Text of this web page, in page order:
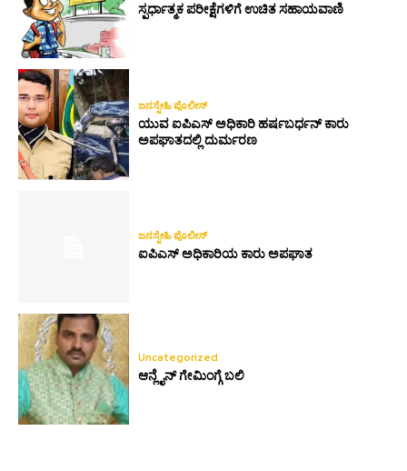
ಸ್ಪರ್ಧಾತ್ಮಕ ಪರೀಕ್ಷೆಗಳಿಗೆ ಉಚಿತ ಸಹಾಯವಾಣಿ
ಜನಸ್ನೇಹಿ ಪೊಲೀಸ್
ಯುವ ಐಪಿಎಸ್ ಅಧಿಕಾರಿ ಹರ್ಷಬರ್ಧನ್ ಕಾರು
ಅಪಘಾತದಲ್ಲಿ ದುರ್ಮರಣ
ಜನಸ್ನೇಹಿ ಪೊಲೀಸ್
ಐಪಿಎಸ್ ಅಧಿಕಾರಿಯ ಕಾರು ಅಪಘಾತ
Uncategorized
ಆನ್ಲೈನ್ ಗೇಮಿಂಗ್ಗೆ ಬಲಿ